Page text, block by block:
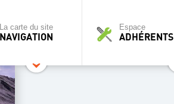
La carte du site
NAVIGATION
Espace
ADHÉRENTS